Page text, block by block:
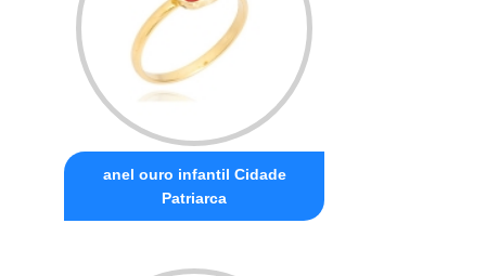
anel ouro infantil Cidade
Patriarca